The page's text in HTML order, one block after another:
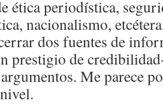
ética periodística,
nacionalismo,
dos fuentes de
prestigio de
Me parece